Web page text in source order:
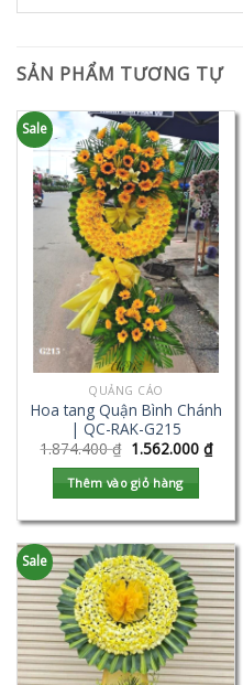
SẢN PHẨM TƯƠNG TỰ
Sale
QUẢNG CÁO
Hoa tang Quận Bình Chánh
| QC-RAK-G215
1.874.400₫ 1.562.000 ₫
Thêm vào giỏ hàng
Sale